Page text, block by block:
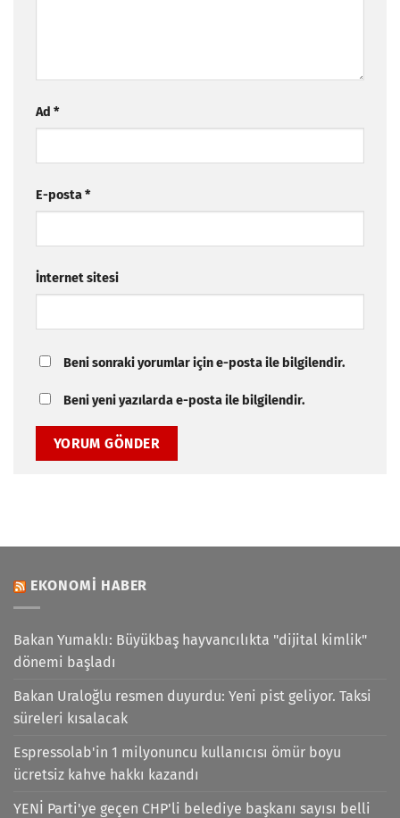
Ad *
E-posta*
İnternet sitesi
Beni sonraki yorumlar için e-posta ile bilgilendir.
Beni yeni yazılarda e-posta ile bilgilendir.
EKONOMI HABER
Bakan Yumaklı: Büyükbaş hayvancılıkta "dijital kimlik"
dönemi başladı
Bakan Uraloğlu resmen duyurdu: Yeni pist geliyor. Taksi
süreleri kısalacak
Espressolab'in 1 milyonuncu kullanıcısı ömür boyu
ücretsiz kahve hakkı kazandı
YENİ Parti'ye geçen CHP'li belediye başkanı sayısı belli